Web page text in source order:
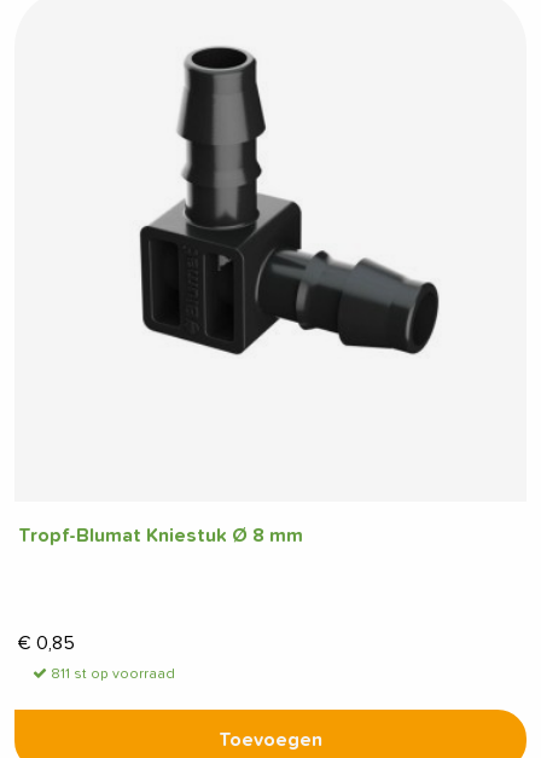
Tropf-Blumat Kniestuk Ø 8 mm
€ 0,85
811 st op voorraad
Toevoegen